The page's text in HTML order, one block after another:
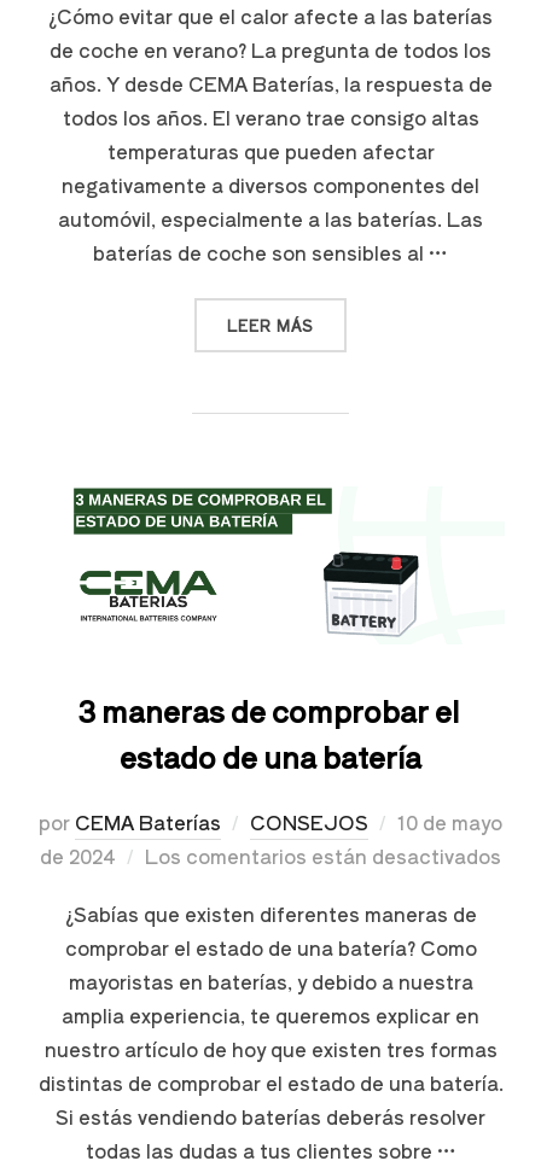
¿Cómo evitar que el calor afecte a las baterías
de coche en verano? La pregunta de todos los
años. Y desde CEMA Baterías, la respuesta de
todos los años. El verano trae consigo altas
temperaturas que pueden afectar
negativamente a diversos componentes del
automóvil, especialmente a las baterías. Las
baterías de coche son sensibles al …
LEER MÁS
3 maneras de comprobar el
estado de una batería
por CEMA Baterías CONSEJOS
10 de mayo
de 2024
Los comentarios están desactivados
¿Sabías que existen diferentes maneras de
comprobar el estado de una batería? Como
mayoristas en baterías, y debido a nuestra
amplia experiencia, te queremos explicar en
nuestro artículo de hoy que existen tres formas
distintas de comprobar el estado de una batería.
Si estás vendiendo baterías deberás resolver
todas las dudas a tus clientes sobre …